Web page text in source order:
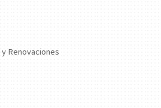
Renovaciones